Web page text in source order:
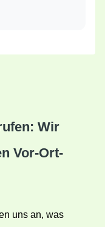
Wir
Vor-Ort-
uns an, was